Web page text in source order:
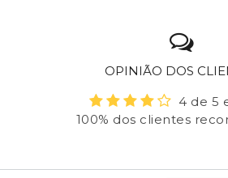
OPINIÃO DOS
4 de 5
100% dos clientes